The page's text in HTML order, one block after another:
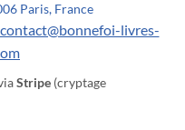
Paris, France
contact@bonnefoi-livres-
Stripe (cryptage